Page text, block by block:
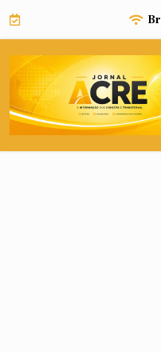
pode impulsionar